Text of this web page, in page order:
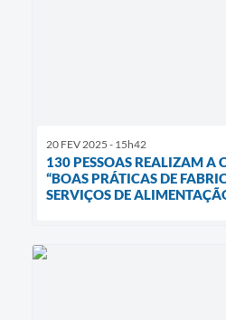
20 FEV 2025 - 15h42
130 PESSOAS REALIZAM A
“BOAS PRÁTICAS DE
SERVIÇOS DE